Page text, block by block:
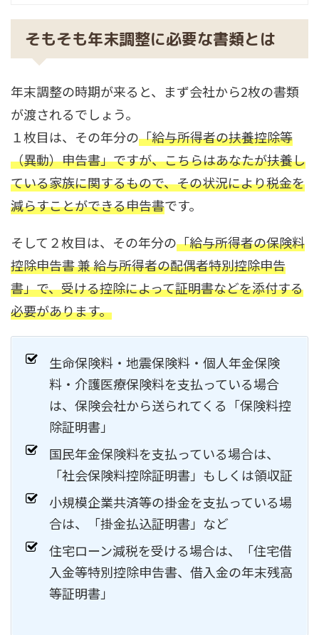
そもそも年末調整に必要な書類とは
年末調整の時期が来ると、まず会社から2枚の書類
が渡されるでしょう。
１枚目は、その年分の「給与所得者の扶養控除等
（異動）申告書」ですが、こちらはあなたが扶養し
ている家族に関するもので、その状況により税金を
減らすことができる申告書です。
そして２枚目は、その年分の「給与所得者の保険料
控除申告書 兼 給与所得者の配偶者特別控除申告
書」で、受ける控除によって証明書などを添付する
必要があります。
生命保険料・地震保険料・個人年金保険
料・介護医療保険料を支払っている場合
は、保険会社から送られてくる「保険料控
除証明書」
国民年金保険料を支払っている場合は、
「社会保険料控除証明書」もしくは領収証
小規模企業共済等の掛金を支払っている場
合は、「掛金払込証明書」など
住宅ローン減税を受ける場合は、「住宅借
入金等特別控除申告書、借入金の年末残高
等証明書」